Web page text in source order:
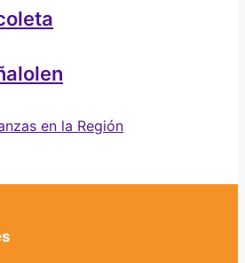
en la Región